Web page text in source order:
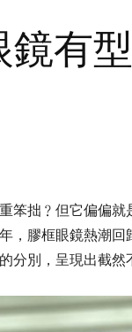
鏡有
笨拙﹖但它偏偏
，膠框眼鏡熱潮回
分別，呈現出截然